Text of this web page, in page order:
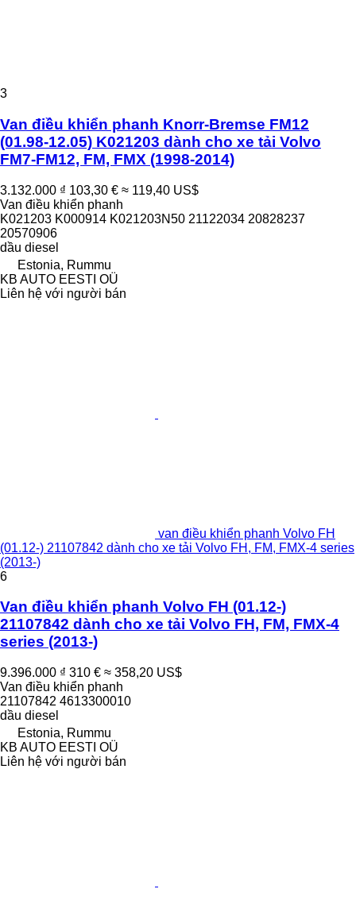
3
Van điều khiển phanh Knorr-Bremse FM12
(01.98-12.05) K021203 dành cho xe tải Volvo
FM7-FM12, FM, FMX (1998-2014)
3.132.000 ₫ 103,30 € ≈ 119,40 US$
Van điều khiển phanh
K021203 K000914 K021203N50 21122034 20828237
20570906
dầu diesel
Estonia, Rummu
KB AUTO EESTI OÜ
Liên hệ với người bán
van điều khiển phanh Volvo FH
(01.12-) 21107842 dành cho xe tải Volvo FH, FM, FMX-4 series
(2013-)
6
Van điều khiển phanh Volvo FH (01.12-)
21107842 dành cho xe tải Volvo FH, FM, FMX-4
series (2013-)
9.396.000 ₫ 310 € ≈ 358,20 US$
Van điều khiển phanh
21107842 4613300010
dầu diesel
Estonia, Rummu
KB AUTO EESTI OÜ
Liên hệ với người bán